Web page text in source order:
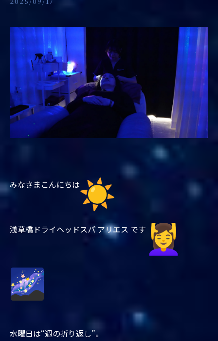
みなさまこんにちは
浅草橋ドライヘッドスパ アリエス です
水曜日は“週の折り返し”。